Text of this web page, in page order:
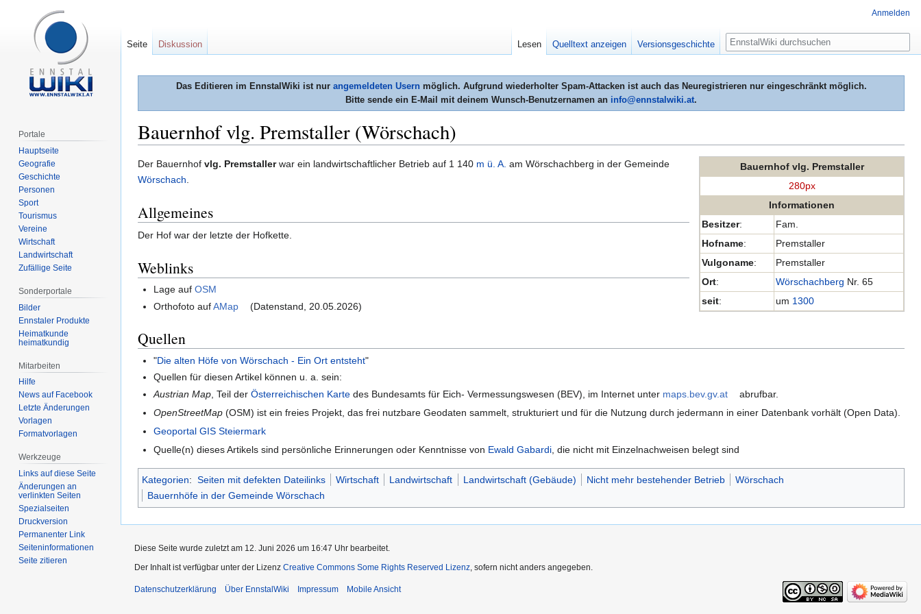
Das Editieren im EnnstalWiki ist nur angemeldeten Usernmöglich. Aufgrund wiederholter Spam-Attacken ist auch das Neuregistrieren nur eingeschränkt möglich.
Bitte sende ein E-Mail mit deinem Wunsch-Benutzernamen an info@ennstalwiki.at.
Bauernhof vlg. Premstaller (Wörschach)
Zur
Navigation
Zur
Suche
Bauernhof vlg. Premstaller
280px
Informationen
Besitzer:
Fam.
Hofname:
Premstaller
Vulgoname:
Premstaller
Ort: Wörschachberg Nr. 65
seit: um 1300
Der Bauernhof vlg. Premstallerwar ein landwirtschaftlicher Betrieb auf 1 140 m ü. A. am Wörschachberg in der Gemeinde
Wörschach.
Allgemeines
Der Hof war der letzte der Hofkette.
Weblinks
Lage aufOSM
Orthofoto aufAMap (Datenstand, 20.05.2026)
Quellen
"Die alten Höfe von Wörschach - Ein Ort entsteht"
Quellen für diesen Artikel können u. a. sein:
Austrian Map , Teil derÖsterreichischen Karte des Bundesamts für Eich- Vermessungswesen (BEV), im Internet unter maps.bev.gv.at
abrufbar.
OpenStreetMap (OSM) ist ein freies Projekt, das frei nutzbare Geodaten sammelt, strukturiert und für die Nutzung durch jedermann in einer Datenbank vorhält (Open Data).
Geoportal GIS Steiermark
Quelle(n) dieses Artikels sind persönliche Erinnerungen oder Kenntnisse von Ewald Gabardi, die nicht mit Einzelnachweisen belegt sind
Kategorien: Seiten mit defekten Dateilinks Wirtschaft Landwirtschaft Landwirtschaft (Gebäude) Nicht mehr bestehender Betrieb
Wörschach
Bauernhöfe in der Gemeinde Wörschach
Anmelden
Seite Diskussion Lesen Quelltext anzeigen Versionsgeschichte
Suche
Portale
Hauptseite
Geografie
Geschichte
Personen
Sport
Tourismus
Vereine
Wirtschaft
Landwirtschaft
Zufällige Seite
Sonderportale
Bilder
Ennstaler Produkte
Heimatkunde
heimatkundig
Mitarbeiten
Hilfe
News auf Facebook
Letzte Änderungen
Vorlagen
Formatvorlagen
Werkzeuge
Links auf diese Seite
Änderungen an
verlinkten Seiten
Spezialseiten
Druckversion
Permanenter Link
Seiten­informationen
Seite zitieren
Diese Seite wurde zuletzt am 12. Juni 2026 um 16:47 Uhr bearbeitet.
Der Inhalt ist verfügbar unter der Lizenz Creative Commons Some Rights Reserved Lizenz, sofern nicht anders angegeben.
Datenschutzerklärung Über EnnstalWiki Impressum Mobile Ansicht